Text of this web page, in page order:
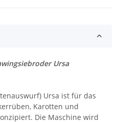
Ursa
Ursa ist für das
Karotten und
Die Maschine wird